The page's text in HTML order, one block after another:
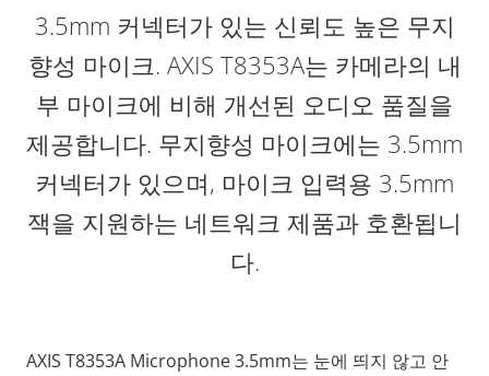
3.5mm 커넥터가 있는 신뢰도 높은 무지
향성 마이크. AXIS T8353A는 카메라의 내
부 마이크에 비해 개선된 오디오 품질을
제공합니다. 무지향성 마이크에는 3.5mm
커넥터가 있으며, 마이크 입력용 3.5mm
잭을 지원하는 네트워크 제품과 호환됩니
다.
AXIS T8353A Microphone 3.5mm는 눈에 띄지 않고 안